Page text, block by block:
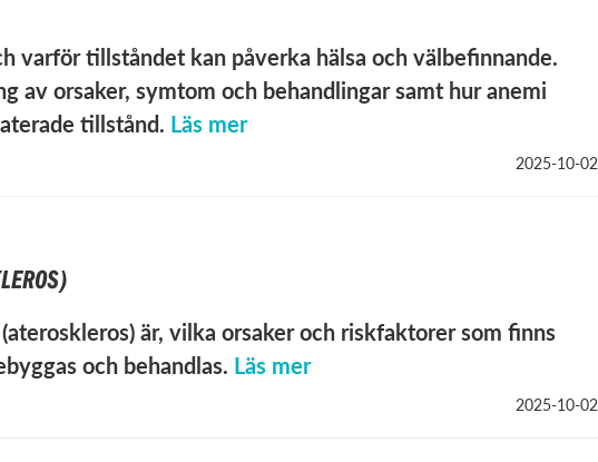
varför tillståndet kan påverka hälsa och välbefinnande.
av orsaker, symtom och behandlingar samt hur anemi
tillstånd. Läs mer
2025-10-02
är, vilka orsaker och riskfaktorer som finns
och behandlas. Läs mer
2025-10-02